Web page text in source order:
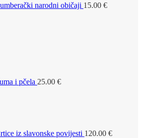
narodni običaji 15.00 €
i pčela 25.00 €
iz slavonske povijesti 120.00 €